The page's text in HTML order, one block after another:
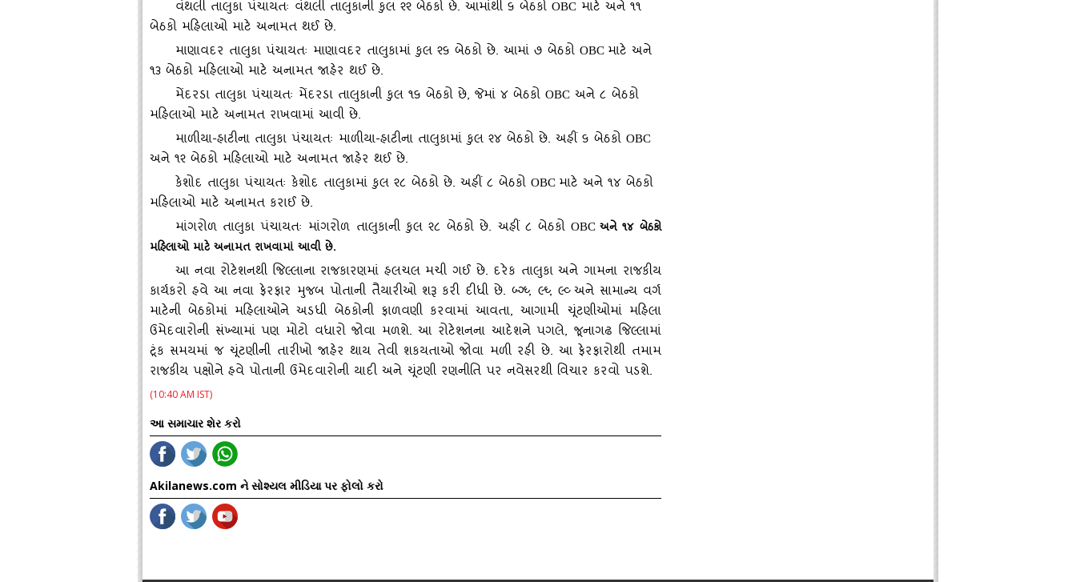
વંથલી તાલુકા પંચાયતઃ વંથલી તાલુકાની કુલ ૨૨ બેઠકો છે. આમાંથી ૬ બેઠકો OBCમાટે અને ૧૧
બેઠકો મહિલાઓ માટે અનામત થઈ છે.
માણાવદર તાલુકા પંચાયતઃ માણાવદર તાલુકામાં કુલ ૨૬ બેઠકો છે. આમાં ૭ બેઠકો OBC માટે અને
૧૩ બેઠકો મહિલાઓ માટે અનામત જાહેર થઈ છે.
મેંદરડા તાલુકા પંચાયતઃ મેંદરડા તાલુકાની કુલ ૧૬ બેઠકો છે, જેમાં ૪ બેઠકો OBCઅને ૮ બેઠકો
મહિલાઓ માટે અનામત રાખવામાં આવી છે.
માળીયા-હાટીના તાલુકા પંચાયતઃ માળીયા-હાટીના તાલુકામાં કુલ ૨૪ બેઠકો છે. અહીં ૬ બેઠકો OBC
અને ૧૨ બેઠકો મહિલાઓ માટે અનામત જાહેર થઈ છે.
કેશોદ તાલુકા પંચાયતઃ કેશોદ તાલુકામાં કુલ ૨૮ બેઠકો છે. અહીં ૮ બેઠકો OBC માટે અને ૧૪ બેઠકો
મહિલાઓ માટે અનામત કરાઈ છે.
માંગરોળ તાલુકા પંચાયતઃ માંગરોળ તાલુકાની કુલ ૨૮ બેઠકો છે. અહીં ૮ બેઠકોOBCઅને ૧૪ બેઠકો
મહિલાઓ માટે અનામત રાખવામાં આવી છે.
આ નવા રોટેશનથી જિલ્લાના રાજકારણમાં હલચલ મચી ગઈ છે. દરેક તાલુકા અને ગામના રાજકીય
કાર્યકરો હવે આ નવા ફેરફાર મુજબ પોતાની તૈયારીઓ શરૂ કરી દીધી છે. બ્‍ગ્‍ઘ્‍, લ્‍ઘ્‍, લ્‍વ્‍ અને સામાન્‍ય વર્ગ
માટેની બેઠકોમાં મહિલાઓને અડધી બેઠકોની ફાળવણી કરવામાં આવતા,આગામી ચૂંટણીઓમાં મહિલા
ઉમેદવારોની સંખ્‍યામાં પણ મોટો વધારો જોવા મળશે. આ રોટેશનના આદેશને પગલે,જૂનાગઢ જિલ્લામાં
ટૂંક સમયમાં જ ચૂંટણીની તારીખો જાહેર થાય તેવી શકયતાઓ જોવા મળી રહી છે. આ ફેરફારોથી તમામ
રાજકીય પક્ષોને હવે પોતાની ઉમેદવારોની યાદી અને ચૂંટણી રણનીતિ પર નવેસરથી વિચાર કરવો પડશે.
(10:40 AM IST)
આ સમાચાર શેર કરો
Akilanews.com ને સોશ્યલ મીડિયા પર ફોલો કરો